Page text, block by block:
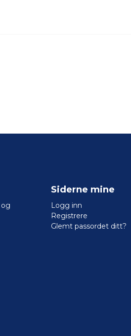
Siderne mine
Logg inn
Registrere
Glemt passordet ditt?